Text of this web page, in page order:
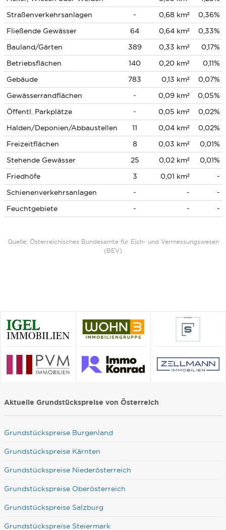
Straßenverkehrsanlagen
- 0,68 km²
0,36%
Fließende Gewässer
64 0,64 km²
0,33%
Bauland/Gärten
389 0,33 km²
0,17%
Betriebsflächen
140 0,20 km²
0,11%
Gebäude
783 0,13 km²
0,07%
Gewässerrandflächen
- 0,09 km²
0,05%
Öffentl. Parkplätze
- 0,05 km²
0,02%
Halden/Deponien/Abbaustellen
11 0,04 km²
0,02%
Freizeitflächen
8 0,03 km²
0,01%
Stehende Gewässer
25 0,02 km²
0,01%
Friedhöfe
3 0,01 km²
-
Schienenverkehrsanlagen
- -
-
Feuchtgebiete
- - -
Quelle: Österreichisches Bundesamte für Eich- und Vermessungswesen
(BEV)
Aktuelle Grundstückspreise von Österreich
Grundstückspreise Burgenland
Grundstückspreise Kärnten
Grundstückspreise Niederösterreich
Grundstückspreise Oberösterreich
Grundstückspreise Salzburg
Grundstückspreise Steiermark